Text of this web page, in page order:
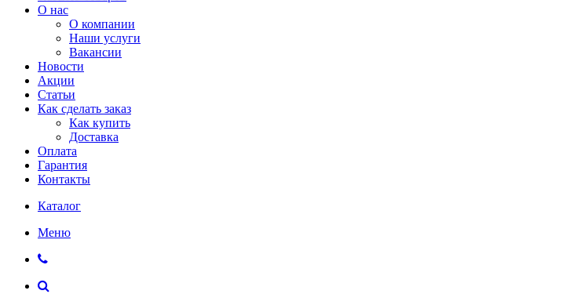
О нас
О компании
Наши услуги
Вакансии
Новости
Акции
Статьи
Как сделать заказ
Как купить
Доставка
Оплата
Гарантия
Контакты
Каталог
Меню